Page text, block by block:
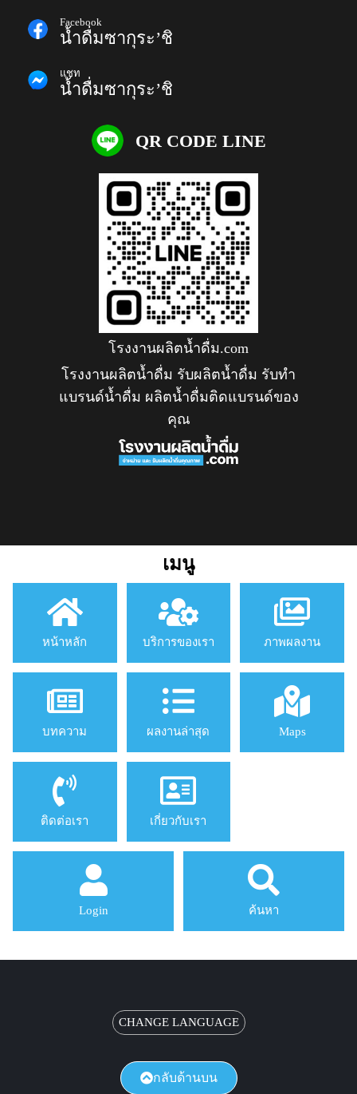
Facebook
น้ำดื่มซากุระ’ชิ
แชท
น้ำดื่มซากุระ’ชิ
QR CODE LINE
โรงงานผลิตน้ำดื่ม.com
โรงงานผลิตน้ำดื่ม รับผลิตน้ำดื่ม รับทำ
แบรนด์น้ำดื่ม ผลิตน้ำดื่มติดแบรนด์ของ
คุณ
เมนู
หน้าหลัก บริการของเรา ภาพผลงาน
บทความ ผลงานล่าสุด Maps
ติดต่อเรา เกี่ยวกับเรา
Login ค้นหา
CHANGE LANGUAGE
กลับด้านบน